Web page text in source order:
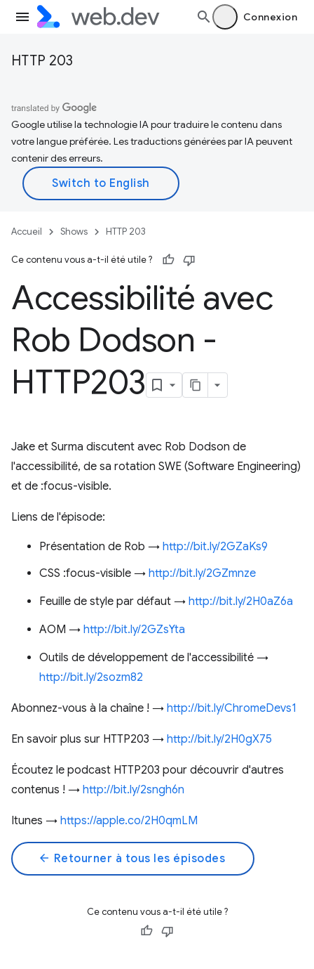
Connexion
HTTP 203
Google utilise la technologie IA pour traduire le contenu dans
votre langue préférée. Les traductions générées par IA peuvent
contenir des erreurs.
Accueil Shows HTTP 203
Ce contenu vous a-t-il été utile ?
Accessibilité avec
Rob Dodson -
HTTP203
Jake et Surma discutent avec Rob Dodson de
l'accessibilité, de sa rotation SWE (Software Engineering)
et de :focus-visible.
Liens de l'épisode:
Présentation de Rob → http://bit.ly/2GZaKs9
CSS :focus-visible → http://bit.ly/2GZmnze
Feuille de style par défaut → http://bit.ly/2H0aZ6a
AOM → http://bit.ly/2GZsYta
Outils de développement de l'accessibilité →
http://bit.ly/2sozm82
Abonnez-vous à la chaîne ! → http://bit.ly/ChromeDevs1
En savoir plus sur HTTP203 → http://bit.ly/2H0gX75
Écoutez le podcast HTTP203 pour découvrir d'autres
contenus ! → http://bit.ly/2sngh6n
Itunes → https://apple.co/2H0qmLM
arrow_back Retourner à tous les épisodes
Ce contenu vous a-t-il été utile ?